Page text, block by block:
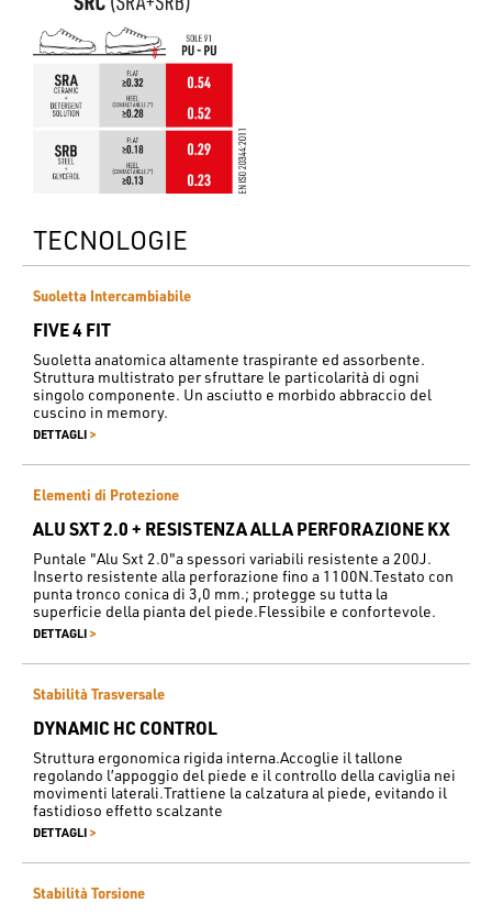
TECNOLOGIE
Suoletta Intercambiabile
FIVE 4 FIT
Suoletta anatomica altamente traspirante ed assorbente.
Struttura multistrato per sfruttare le particolarità di ogni
singolo componente. Un asciutto e morbido abbraccio del
cuscino in memory.
DETTAGLI >
Elementi di Protezione
ALU SXT 2.0 + RESISTENZA ALLA PERFORAZIONE KX
Puntale "Alu Sxt 2.0"a spessori variabili resistente a 200J.
Inserto resistente alla perforazione fino a 1100N.Testato con
punta tronco conica di 3,0 mm.; protegge su tutta la
superficie della pianta del piede.Flessibile e confortevole.
DETTAGLI >
Stabilità Trasversale
DYNAMIC HC CONTROL
Struttura ergonomica rigida interna.Accoglie il tallone
regolando l’appoggio del piede e il controllo della caviglia nei
movimenti laterali.Trattiene la calzatura al piede, evitando il
fastidioso effetto scalzante
DETTAGLI >
Stabilità Torsione